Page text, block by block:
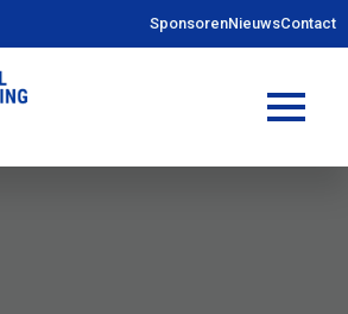
SponsorenNieuwsContact